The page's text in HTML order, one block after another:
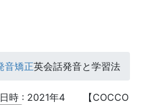
音矯正英会話発音と学習法
時 : 2021年4
【COCCO